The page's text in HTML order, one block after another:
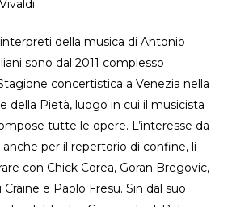
della musica di Antonio
sono dal 2011 complesso
concertistica a Venezia nella
della Pietà, luogo in cui il musicista
tutte le opere. L’interesse da
per il repertorio di confine, li
con Chick Corea, Goran Bregovic,
e Paolo Fresu. Sin dal suo